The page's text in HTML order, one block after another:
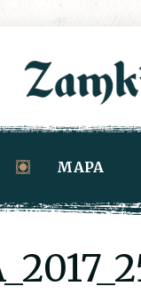
MAPA